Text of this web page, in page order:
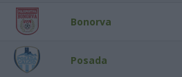
Bonorva
Posada